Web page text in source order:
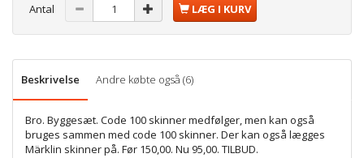
Antal LÆG I KURV
Beskrivelse Andre købte også (6)
Bro. Byggesæt. Code 100 skinner medfølger, men kan også
bruges sammen med code 100 skinner. Der kan også lægges
Märklin skinner på. Før 150,00. Nu 95,00. TILBUD.